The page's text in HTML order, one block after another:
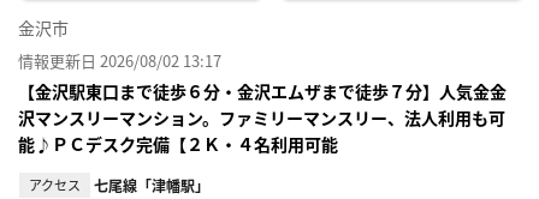
金沢市
情報更新日 2026/08/02 13:17
【金沢駅東口まで徒歩６分・金沢エムザまで徒歩７分】人気金金
沢マンスリーマンション。ファミリーマンスリー、法人利用も可
能♪ＰＣデスク完備【２Ｋ・４名利用可能
アクセス 七尾線「津幡駅」